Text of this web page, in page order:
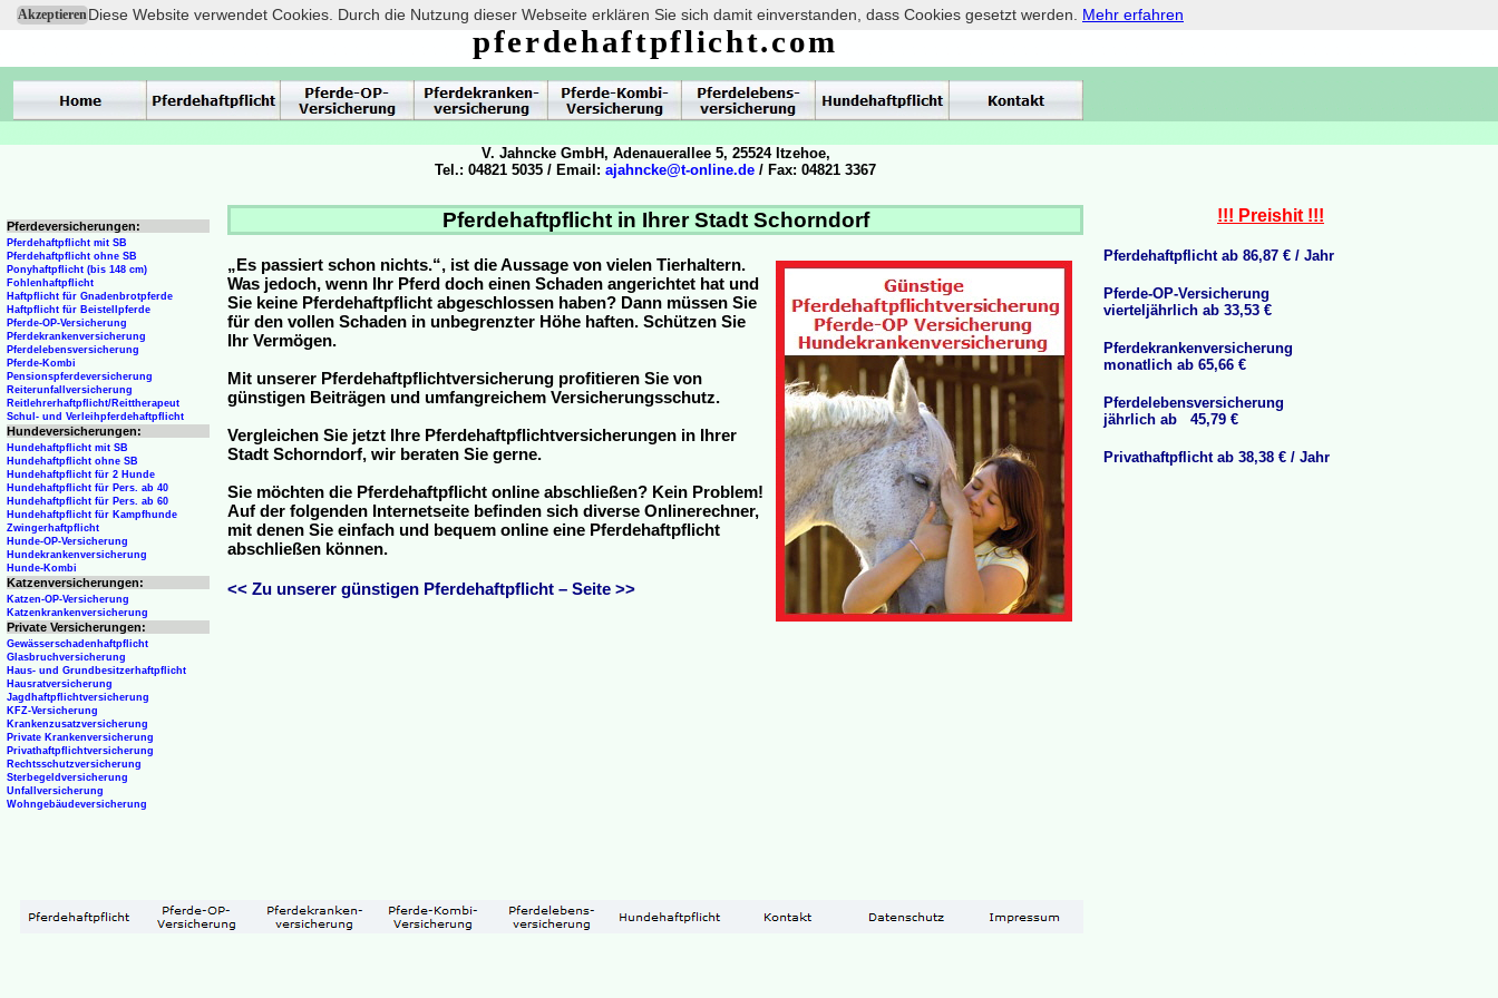
AkzeptierenDiese Website verwendet Cookies. Durch die Nutzung dieser Webseite erklären Sie sich damit einverstanden, dass Cookies gesetzt werden. Mehr erfahren
Pferdehaftpflicht in Ihrer Stadt Schorndorf
„Es passiert schon nichts.“, ist die Aussage von vielen Tierhaltern.
Was jedoch, wenn Ihr Pferd doch einen Schaden angerichtet hat und
Sie keine Pferdehaftpflicht abgeschlossen haben? Dann müssen Sie
für den vollen Schaden in unbegrenzter Höhe haften. Schützen Sie
Ihr Vermögen.
Mit unserer Pferdehaftpflichtversicherung profitieren Sie von
günstigen Beiträgen und umfangreichem Versicherungsschutz.
Vergleichen Sie jetzt Ihre Pferdehaftpflichtversicherungen in Ihrer
Stadt Schorndorf, wir beraten Sie gerne.
Sie möchten die Pferdehaftpflicht online abschließen? Kein Problem!
Auf der folgenden Internetseite befinden sich diverse Onlinerechner,
mit denen Sie einfach und bequem online eine Pferdehaftpflicht
abschließen können.
<< Zu unserer günstigen Pferdehaftpflicht – Seite >>
Pferdeversicherungen:
Pferdehaftpflicht mit SB
Pferdehaftpflicht ohne SB
Ponyhaftpflicht (bis 148 cm)
Fohlenhaftpflicht
Haftpflicht für Gnadenbrotpferde
Haftpflicht für Beistellpferde
Pferde-OP-Versicherung
Pferdekrankenversicherung
Pferdelebensversicherung
Pferde-Kombi
Pensionspferdeversicherung
Reiterunfallversicherung
Reitlehrerhaftpflicht/Reittherapeut
Schul- und Verleihpferdehaftpflicht
Hundeversicherungen:
Hundehaftpflicht mit SB
Hundehaftpflicht ohne SB
Hundehaftpflicht für 2 Hunde
Hundehaftpflicht für Pers. ab 40
Hundehaftpflicht für Pers. ab 60
Hundehaftpflicht für Kampfhunde
Zwingerhaftpflicht
Hunde-OP-Versicherung
Hundekrankenversicherung
Hunde-Kombi
Katzenversicherungen:
Katzen-OP-Versicherung
Katzenkrankenversicherung
Private Versicherungen:
Gewässerschadenhaftpflicht
Glasbruchversicherung
Haus- und Grundbesitzerhaftpflicht
Hausratversicherung
Jagdhaftpflichtversicherung
KFZ-Versicherung
Krankenzusatzversicherung
Private Krankenversicherung
Privathaftpflichtversicherung
Rechtsschutzversicherung
Sterbegeldversicherung
Unfallversicherung
Wohngebäudeversicherung
pferdehaftpflicht.com
V. Jahncke GmbH, Adenauerallee 5, 25524 Itzehoe,
Tel.: 04821 5035 / Email: ajahncke@t-online.de / Fax: 04821 3367
!!! Preishit !!!
Pferdehaftpflicht ab 86,87 € / Jahr
Pferde-OP-Versicherung
vierteljährlich ab 33,53 €
Pferdekrankenversicherung
monatlich ab 65,66 €
Pferdelebensversicherung
jährlich ab 45,79 €
Privathaftpflicht ab 38,38 € / Jahr